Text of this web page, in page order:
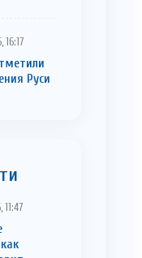
16:17
Руси
11:47